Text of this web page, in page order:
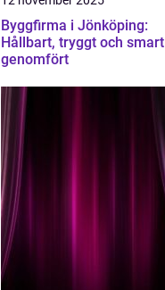
Byggfirma i Jönköping:
Hållbart, tryggt och smart
genomfört